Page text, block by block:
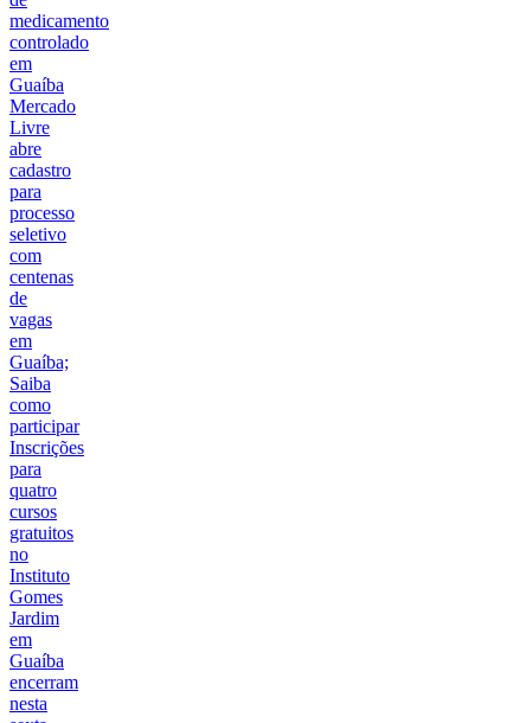
medicamento
controlado
em
Guaíba
Mercado
Livre
abre
cadastro
para
processo
seletivo
com
centenas
de
vagas
em
Guaíba;
Saiba
como
participar
Inscrições
para
quatro
cursos
gratuitos
no
Instituto
Gomes
Jardim
em
Guaíba
encerram
nesta